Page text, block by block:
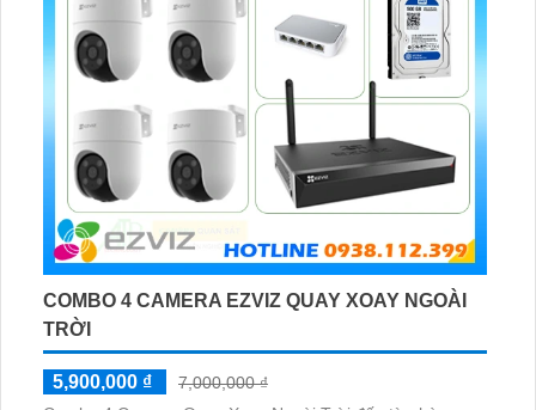
COMBO 4 CAMERA EZVIZ QUAY XOAY NGOÀI
TRỜI
5,900,000 ₫
7,000,000 ₫